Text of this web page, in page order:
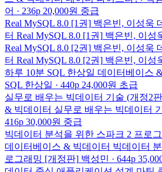
어 · 236p 20,000원 중급
Real MySQL 8.0 [1권] 백은빈, 이성욱
터 Real MySQL 8.0 [1권] 백은빈, 이성
Real MySQL 8.0 [2권] 백은빈, 이성욱
터 Real MySQL 8.0 [2권] 백은빈, 이성
하루 10분 SQL 한상일 데이터베이스
SQL 한상일 · 440p 24,000원 초급
실무로 배우는 빅데이터 기술 (개정2
& 빅데이터 실무로 배우는 빅데이터
416p 30,000원 중급
빅데이터 분석을 위한 스파크 2 프로
데이터베이스 & 빅데이터 빅데이터
로그래밍 [개정판] 백성민 · 644p